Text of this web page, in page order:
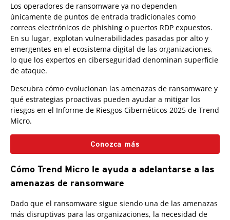
Los operadores de ransomware ya no dependen
únicamente de puntos de entrada tradicionales como
correos electrónicos de phishing o puertos RDP expuestos.
En su lugar, explotan vulnerabilidades pasadas por alto y
emergentes en el ecosistema digital de las organizaciones,
lo que los expertos en ciberseguridad denominan superficie
de ataque.
Descubra cómo evolucionan las amenazas de ransomware y
qué estrategias proactivas pueden ayudar a mitigar los
riesgos en el Informe de Riesgos Cibernéticos 2025 de Trend
Micro.
Conozca más
Cómo Trend Micro le ayuda a adelantarse a las
amenazas de ransomware
Dado que el ransomware sigue siendo una de las amenazas
más disruptivas para las organizaciones, la necesidad de